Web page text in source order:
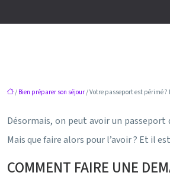
/ Bien préparer son séjour/ Votre passeport est périmé
Désormais, on peut avoir un
Mais que faire alors pour l’avoir ? Et il
COMMENT FAIRE UNE